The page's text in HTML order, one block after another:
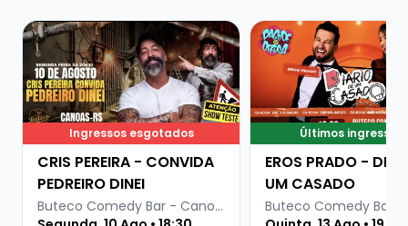
Veja mais sobre CRIS PEREIRA - CONVIDA PEDREIRO
Ingressos esgotados
CRIS PEREIRA - CONVIDA
PEDREIRO DINEI
Buteco Comedy Bar - Canoas
Veja mais sobre
Últimos ingressos
EROS PRADO -
UM CASADO